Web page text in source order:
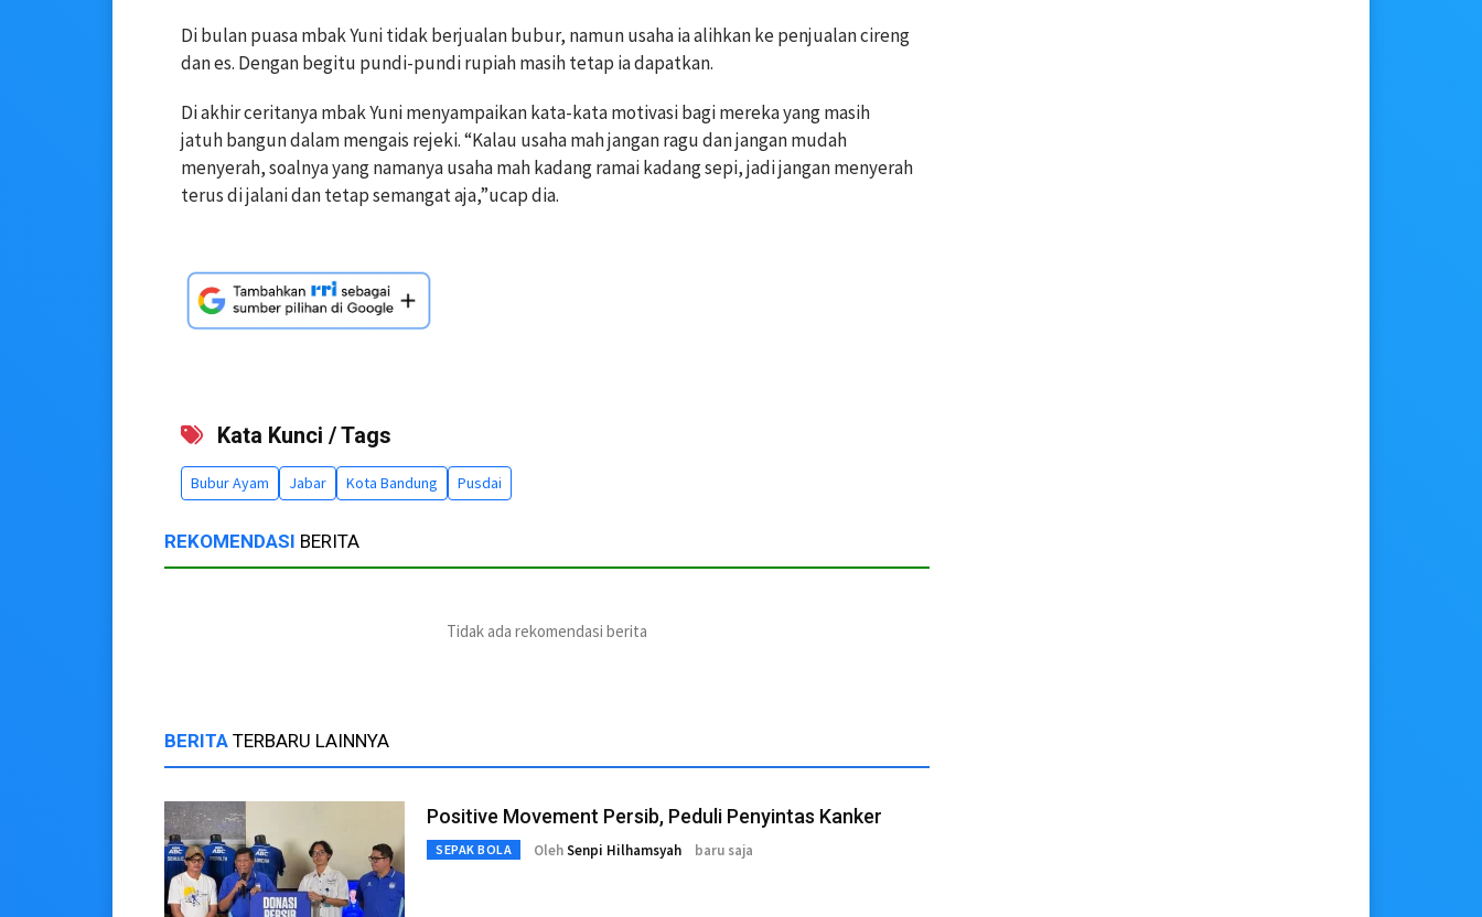
Di bulan puasa mbak Yuni tidak berjualan bubur, namun usaha ia alihkan ke penjualan cireng
dan es. Dengan begitu pundi-pundi rupiah masih tetap ia dapatkan.
Di akhir ceritanya mbak Yuni menyampaikan kata-kata motivasi bagi mereka yang masih
jatuh bangun dalam mengais rejeki. “Kalau usaha mah jangan ragu dan jangan mudah
menyerah, soalnya yang namanya usaha mah kadang ramai kadang sepi, jadi jangan menyerah
terus di jalani dan tetap semangat aja,”ucap dia.
Kata Kunci / Tags
Bubur Ayam Jabar Kota Bandung Pusdai
REKOMENDASI BERITA
Tidak ada rekomendasi berita
BERITA TERBARU LAINNYA
Positive Movement Persib, Peduli Penyintas Kanker
SEPAK BOLA OlehSenpi Hilhamsyah baru saja